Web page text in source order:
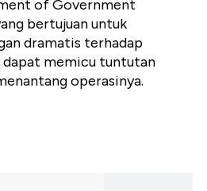
of Government
bertujuan untuk
dramatis terhadap
dapat memicu tuntutan
operasinya.